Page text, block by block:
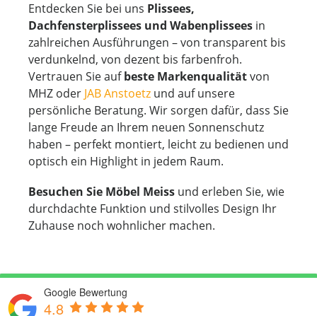
Entdecken Sie bei uns Plissees,
Dachfensterplissees und Wabenplissees in
zahlreichen Ausführungen – von transparent bis
verdunkelnd, von dezent bis farbenfroh.
Vertrauen Sie aufbeste Markenqualitätvon
MHZ oder JAB Anstoetz und auf unsere
persönliche Beratung. Wir sorgen dafür, dass Sie
lange Freude an Ihrem neuen Sonnenschutz
haben – perfekt montiert, leicht zu bedienen und
optisch ein Highlight in jedem Raum.
Besuchen Sie Möbel Meiss und erleben Sie, wie
durchdachte Funktion und stilvolles Design Ihr
Zuhause noch wohnlicher machen.
Google Bewertung
4.8